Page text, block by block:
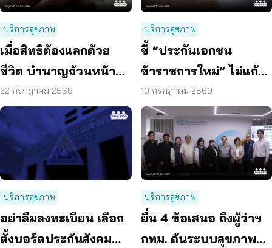
บริการสุขภาพ
เมื่อสิทธิต้องแลกด้วย
ชีวิต บำนาญถ้วนหน้า
คือคำตอบของสังคมสูง
วัย
22 กรกฎาคม 2569
บริการสุขภาพ
ชี้ “ประกันเอกชน
ข้าราชการใหม่” ไม่แก้
ปัญหางบฯ ระยะยาว
เสนอรวมกองทุนสุขภาพ
10 กรกฎาคม 2569
บริการสุขภาพ
อย่าลืมลงทะเบียน เลือก
ตั้งบอร์ดประกันสังคม
บริการสุขภาพ
ยื่น 4 ข้อเสนอ ถึงผู้ว่าฯ
กทม. ดันระบบสุขภาพ